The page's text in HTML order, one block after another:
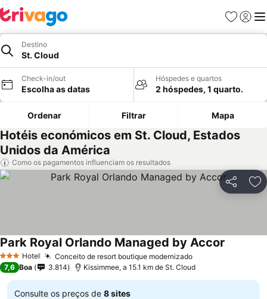
Favoritos
Iniciar
Destino
St. Cloud
Check-in/out
Escolha as datas
Hóspedes e quartos
2 hóspedes, 1 quarto.
Ordenar Filtrar Mapa
Hotéis económicos em St. Cloud, Estados
Unidos da América
Como os pagamentos influenciam os resultados
Partilhar
3 EstrelasHotel Conceito de resort boutique modernizadoVer preços
Park Royal Orlando Managed by Accor
7,6 Boa 3.814 Kissimmee, a 15.1 km de St. Cloud
Consulte os preços de 8 sites